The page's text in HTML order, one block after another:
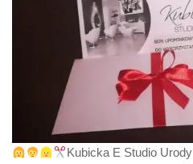
Kubicka E Studio Urody